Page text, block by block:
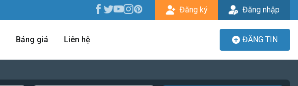
Đăng ký Đăng nhập
Bảng giá Liên hệ ĐĂNG TIN